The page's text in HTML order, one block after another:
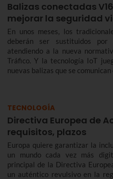
Balizas conectadas
mejorar la seguridad
En unos meses, los
deberán ser sustituidos por
atendiendo a la nueva
Tráfico. Y la tecnología IoT
nuevas balizas que se
TECNOLOGÍA
Directiva Europea de
requisitos, plazos
Europa quiere garantizar la
un mundo cada vez más
principal de la Directiva
un auténtico revulsivo en la